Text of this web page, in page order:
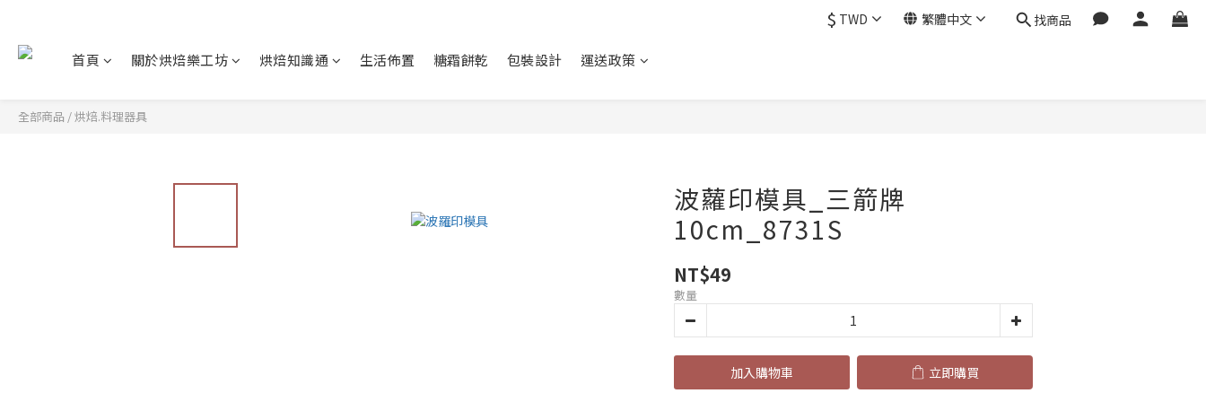
$ TWD 繁體中文 找商品
首頁 關於烘焙樂工坊 烘焙知識通 生活佈置 糖霜餅乾 包裝設計 運送政策
全部商品 /烘焙.料理器具
波蘿印模具_三箭牌
10cm_8731S
NT$49
數量
加入購物車 立即購買